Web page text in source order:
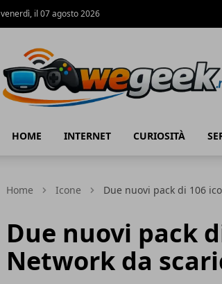
venerdì, il 07 agosto 2026
HOME INTERNET CURIOSITÀ
Home Icone Due nuovi pack di 106
Due nuovi pack
Network da